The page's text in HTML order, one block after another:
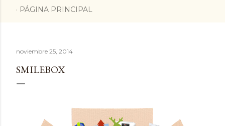
PÁGINA PRINCIPAL
noviembre 25, 2014
SMILEBOX